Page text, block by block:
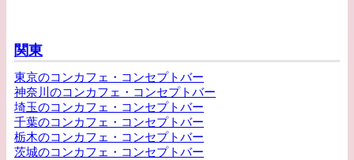
関東
東京のコンカフェ・コンセプトバー
神奈川のコンカフェ・コンセプトバー
埼玉のコンカフェ・コンセプトバー
千葉のコンカフェ・コンセプトバー
栃木のコンカフェ・コンセプトバー
茨城のコンカフェ・コンセプトバー